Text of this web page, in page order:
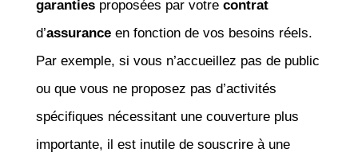
garantiesproposées par votre contrat
d’assuranceen fonction de vos besoins réels.
Par exemple, si vous n’accueillez pas de public
ou que vous ne proposez pas d’activités
spécifiques nécessitant une couverture plus
importante, il est inutile de souscrire à une